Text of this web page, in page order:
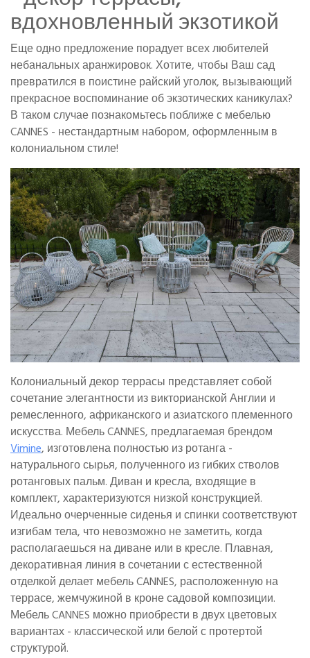
вдохновленный экзотикой
Еще одно предложение порадует всех любителей
небанальных аранжировок. Хотите, чтобы Ваш сад
превратился в поистине райский уголок, вызывающий
прекрасное воспоминание об экзотических каникулах?
В таком случае познакомьтесь поближе с мебелью
CANNES - нестандартным набором, оформленным в
колониальном стиле!
Колониальный декор террасы представляет собой
сочетание элегантности из викторианской Англии и
ремесленного, африканского и азиатского племенного
искусства. Мебель CANNES, предлагаемая брендом
Vimine, изготовлена полностью из ротанга -
натурального сырья, полученного из гибких стволов
ротанговых пальм. Диван и кресла, входящие в
комплект, характеризуются низкой конструкцией.
Идеально очерченные сиденья и спинки соответствуют
изгибам тела, что невозможно не заметить, когда
располагаешься на диване или в кресле. Плавная,
декоративная линия в сочетании с естественной
отделкой делает мебель CANNES, расположенную на
террасе, жемчужиной в кроне садовой композиции.
Мебель CANNES можно приобрести в двух цветовых
вариантах - классической или белой с протертой
структурой.